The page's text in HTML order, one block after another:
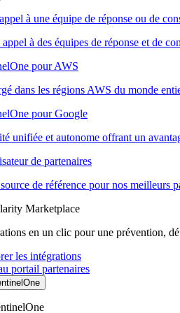
à une équipe de réponse ou de
appel à des équipes de réponse et de
pour AWS
dans les régions AWS du monde
pour Google
unifiée et autonome offrant un
de partenaires
de référence pour nos meilleurs
Marketplace
en un clic pour une prévention,
les intégrations
portail partenaires